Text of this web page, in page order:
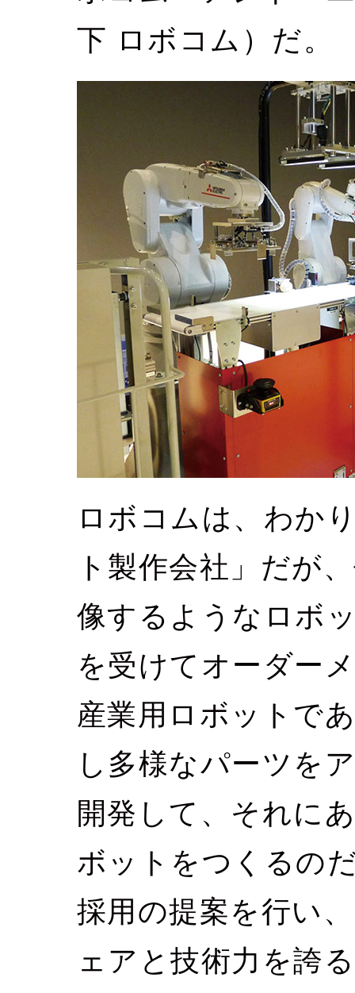
下 ロボコム）だ。
ロボコムは、わか
ト製作会社」だが
像するようなロボ
を受けてオーダー
産業用ロボットで
し多様なパーツを
開発して、それに
ボットをつくるの
採用の提案を行い
ェアと技術力を誇